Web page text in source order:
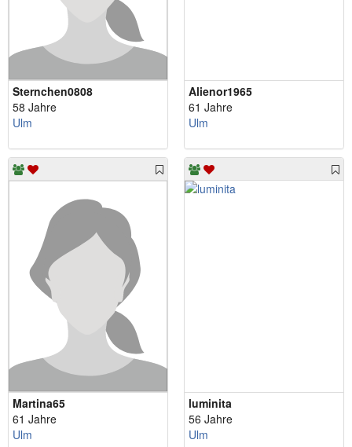
Sternchen0808
58 Jahre
Ulm
Alienor1965
61 Jahre
Ulm
Martina65
61 Jahre
Ulm
luminita
56 Jahre
Ulm